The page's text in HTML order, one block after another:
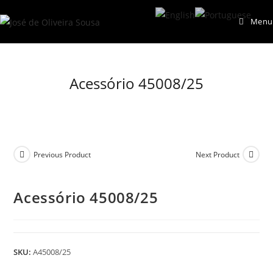
to
Menu
Acessório 45008/25
Previous Product Next Product
Acessório 45008/25
SKU:A45008/25